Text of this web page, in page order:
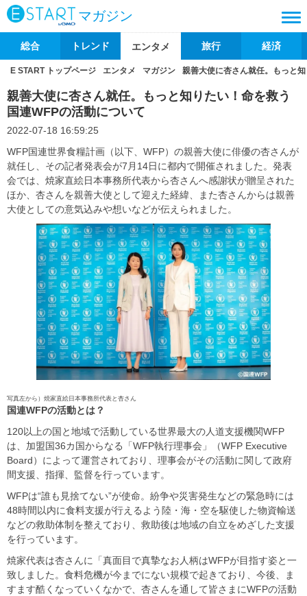
マガジン
総合 トレンド エンタメ 旅行 経済
E START トップページ エンタメ マガジン 親善大使に杏さん就任。もっと
親善大使に杏さん就任。もっと知りたい！命を救う
国連WFPの活動について
2022-07-18 16:59:25
WFP国連世界食糧計画（以下、WFP）の親善大使に俳優の杏さんが
就任し、その記者発表会が7月14日に都内で開催されました。発表
会では、焼家直絵日本事務所代表から杏さんへ感謝状が贈呈された
ほか、杏さんを親善大使として迎えた経緯、また杏さんからは親善
大使としての意気込みや想いなどが伝えられました。
写真左から）焼家直絵日本事務所代表と杏さん
国連WFPの活動とは？
120以上の国と地域で活動している世界最大の人道支援機関WFP
は、加盟国36カ国からなる「WFP執行理事会」（WFP Executive
Board）によって運営されており、理事会がその活動に関して政府
間支援、指揮、監督を行っています。
WFPは“誰も見捨てない”が使命。紛争や災害発生などの緊急時には
48時間以内に食料支援が行えるよう陸・海・空を駆使した物資輸送
などの救助体制を整えており、救助後は地域の自立をめざした支援
を行っています。
焼家代表は杏さんに「真面目で真摯なお人柄はWFPが目指す姿と一
致しました。食料危機が今までにない規模で起きており、今後、ま
すます酷くなっていくなかで、杏さんを通して皆さまにWFPの活動